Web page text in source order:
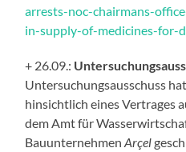
arrests-noc-chairmans-
in-supply-of-medicines-for-
+ 26.09.:
Untersuchungsausschuss
hinsichtlich eines Vertrages
dem Amt für
BauunternehmenArçel